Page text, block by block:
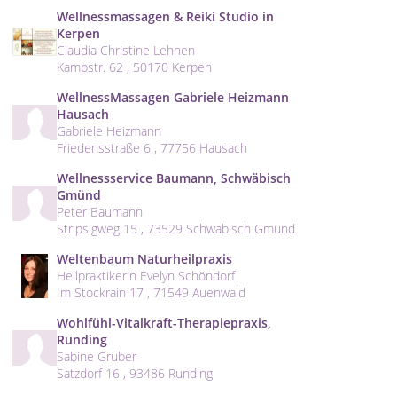
Wellnessmassagen & Reiki Studio in
Kerpen
Claudia Christine Lehnen
Kampstr. 62 , 50170 Kerpen
WellnessMassagen Gabriele Heizmann
Hausach
Gabriele Heizmann
Friedensstraße 6 , 77756 Hausach
Wellnessservice Baumann, Schwäbisch
Gmünd
Peter Baumann
Stripsigweg 15 , 73529 Schwäbisch Gmünd
Weltenbaum Naturheilpraxis
Heilpraktikerin Evelyn Schöndorf
Im Stockrain 17 , 71549 Auenwald
Wohlfühl-Vitalkraft-Therapiepraxis,
Runding
Sabine Gruber
Satzdorf 16 , 93486 Runding